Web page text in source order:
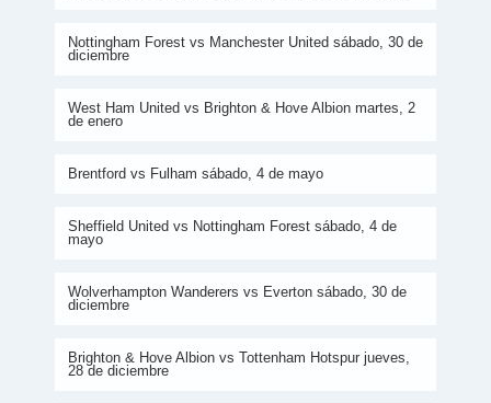
Nottingham Forest vs Manchester United sábado, 30 de
diciembre
West Ham United vs Brighton & Hove Albion martes, 2
de enero
Brentford vs Fulham sábado, 4 de mayo
Sheffield United vs Nottingham Forest sábado, 4 de
mayo
Wolverhampton Wanderers vs Everton sábado, 30 de
diciembre
Brighton & Hove Albion vs Tottenham Hotspur jueves,
28 de diciembre